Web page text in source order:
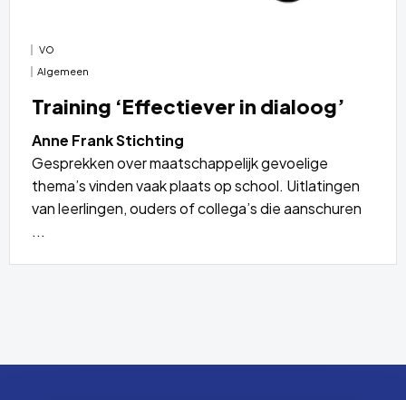
VO
Algemeen
Training ‘Effectiever in dialoog’
Anne Frank Stichting
Gesprekken over maatschappelijk gevoelige
thema’s vinden vaak plaats op school. Uitlatingen
van leerlingen, ouders of collega’s die aanschuren
...